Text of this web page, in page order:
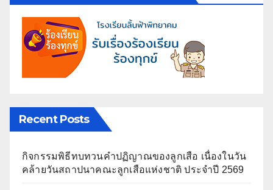
Recent Posts
กิจกรรมพิธีทบทวนคำปฏิญาณของลูกเสือ เนื่องในวัน
คล้ายวันสถาปนาคณะลูกเสือแห่งชาติ ประจำปี 2569